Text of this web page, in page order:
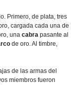
Primero, de plata, tres
cargada cada una de
una cabra pasante al
de oro. Al timbre,
de las armas del
miembros fueron